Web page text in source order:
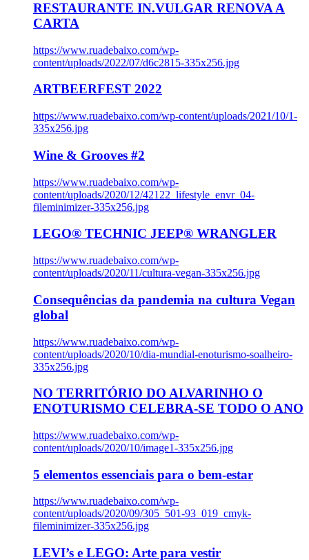
RESTAURANTE IN.VULGAR RENOVA A
CARTA
https://www.ruadebaixo.com/wp-
content/uploads/2022/07/d6c2815-335x256.jpg
ARTBEERFEST 2022
https://www.ruadebaixo.com/wp-content/uploads/2021/10/1-
335x256.jpg
Wine & Grooves #2
https://www.ruadebaixo.com/wp-
content/uploads/2020/12/42122_lifestyle_envr_04-
fileminimizer-335x256.jpg
LEGO® TECHNIC JEEP® WRANGLER
https://www.ruadebaixo.com/wp-
content/uploads/2020/11/cultura-vegan-335x256.jpg
Consequências da pandemia na cultura Vegan
global
https://www.ruadebaixo.com/wp-
content/uploads/2020/10/dia-mundial-enoturismo-soalheiro-
335x256.jpg
NO TERRITÓRIO DO ALVARINHO O
ENOTURISMO CELEBRA-SE TODO O ANO
https://www.ruadebaixo.com/wp-
content/uploads/2020/10/image1-335x256.jpg
5 elementos essenciais para o bem-estar
https://www.ruadebaixo.com/wp-
content/uploads/2020/09/305_501-93_019_cmyk-
fileminimizer-335x256.jpg
LEVI’s e LEGO: Arte para vestir